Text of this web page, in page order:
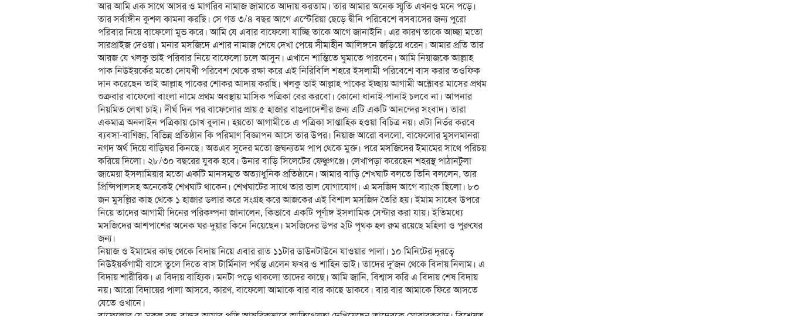
আর আমি এক সাথে আসর ও মাগরিব নামাজ জামাতে আদায় করতাম। তার আমার অনেক স্মৃতি এখনও মনে পড়ে।
তার সর্বাঙ্গীন কুশল কামনা করছি। সে গত ৩/৪ বছর আগে এস্টেরিয়া ছেড়ে দ্বীনি পরিবেশে বসবাসের জন্য পুরো
পরিবার নিয়ে বাফেলো মুভ করে। আমি যে এবার বাফেলো যাচ্ছি তাকে আগে জানাইনি। এর কারণ তাকে আচ্ছা মতো
সারপ্রাইজ দেওয়া। মনার মসজিদে এশার নামাজ শেষে দেখা পেয়ে সীমাহীন আলিঙ্গনে জড়িয়ে ধরেন। আমার প্রতি তার
আরজ যে খলকু ভাই পরিবার নিয়ে বাফেলো চলে আসুন। এখানে শান্তিতে ঘুমাতে পারবেন। আমি নিয়াজকে আল্লাহ
পাক নিউইয়র্কের মতো দোযখী পরিবেশ থেকে রক্ষা করে এই নিরিবিলি শহরে ইসলামী পরিবেশে বাস করার তওফিক
দান করেছেন তাই আল্লাহ পাকের শোকর আদায় করছি। খলকু ভাই আল্লাহ পাকের ইচ্ছায় আগামী অক্টোবর মাসের প্রথম
শুক্রবার বাফেলো বাংলা নামে প্রথম অবস্থায় মাসিক পত্রিকা বের করবো। কোনো ধানাই-পানাই চলবে না। আপনার
নিয়মিত লেখা চাই। দীর্ঘ দিন পর বাফেলোর প্রায় ৫ হাজার বাঙলাদেশীর জন্য এটি একটি আনন্দের সংবাদ। তারা
একমাত্র অনলাইন পত্রিকায় চোখ বুলান। হয়তো আগামীতে এ পত্রিকা সাপ্তাহিক হওয়া বিচিত্র নয়। এটা নির্ভর করবে
ব্যবসা-বাণিজ্য, বিভিন্ন প্রতিষ্ঠান কি পরিমাণ বিজ্ঞাপন আসে তার উপর। নিয়াজ আরো বললো, বাফেলোর মুসলমানরা
নগদ অর্থ দিয়ে বাড়িঘর কিনছে। অতএব সুদের মতো জঘন্যতম পাপ থেকে মুক্ত। পরে মসজিদের ইমামের সাথে পরিচয়
করিয়ে দিলো। ২৮/৩০ বছরের যুবক হবে। উনার বাড়ি সিলেটের ফেঞ্চুগঞ্জে। লেখাপড়া করেছেন শহরস্থ পাঠানটুলা
জামেয়া ইসলামিয়ার মতো একটি মানসম্মত অত্যাধুনিক প্রতিষ্ঠানে। আমার বাড়ি শেখঘাট বলতে তিনি বললেন, তার
প্রিন্সিপালসহ অনেকেই শেখঘাট থাকেন। শেখঘাটের সাথে তার ভাল যোগাযোগ। এ মসজিদ আগে ব্যাংক ছিলো। ৮০
জন মুসল্লির কাছ থেকে ১ হাজার ডলার করে সংগ্রহ করে আজকের এই বিশাল মসজিদ তৈরি হয়। ইমাম সাহেব উপরে
নিয়ে তাদের আগামী দিনের পরিকল্পনা জানালেন, কিভাবে একটি পূর্ণাঙ্গ ইসলামিক সেন্টার করা যায়। ইতিমধ্যে
মসজিদের আশপাশের অনেক ঘর-দুয়ার কিনে নিয়েছেন। মসজিদের উপর ২টি পৃথক হল রুম রয়েছে মহিলা ও পুরুষের
জন্য।
নিয়াজ ও ইমামের কাছ থেকে বিদায় নিয়ে এবার রাত ১১টার ডাউনটাউনে যাওয়ার পালা। ১০ মিনিটের দূরত্বে
নিউইয়র্কগামী বাসে তুলে দিতে বাস টার্মিনাল পর্যন্ত এলেন ফখর ও শাহিন ভাই। তাদের দু’জন থেকে বিদায় নিলাম। এ
বিদায় শারীরিক। এ বিদায় বাহ্যিক। মনটা পড়ে থাকলো তাদের কাছে। আমি জানি, বিশ্বাস করি এ বিদায় শেষ বিদায়
নয়। আরো বিদায়ের পালা আসবে, কারণ, বাফেলো আমাকে বার বার কাছে ডাকবে। বার বার আমাকে ফিরে আসতে
যেতে ওখানে।